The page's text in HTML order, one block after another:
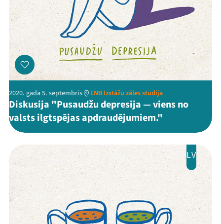
2020. gada 5. septembris LNB Izstāžu zāles studija
Diskusija "Pusaudžu depresija — viens no
valsts ilgtspējas apdraudējumiem."
LV